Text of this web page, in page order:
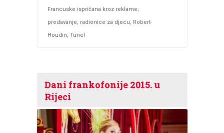
Francuske ispričana kroz reklame,
predavanje, radionice za djecu, Robert-
Houdin, Tunel
Dani frankofonije 2015. u
Rijeci